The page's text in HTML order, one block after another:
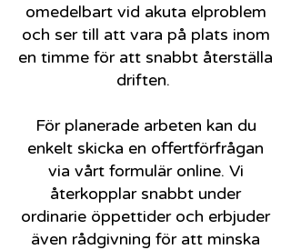
omedelbart vid akuta elproblem
och ser till att vara på plats inom
en timme för att snabbt återställa
driften.
För planerade arbeten kan du
enkelt skicka en offertförfrågan
via vårt formulär online. Vi
återkopplar snabbt under
ordinarie öppettider och erbjuder
även rådgivning för att minska